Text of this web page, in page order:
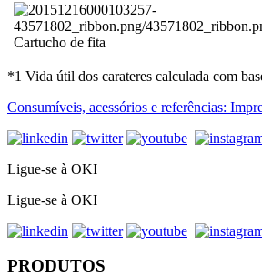
Cartucho de fita
*1 Vida útil dos carateres calculada com
Consumíveis, acessórios e referências:
Ligue-se à OKI
Ligue-se à OKI
PRODUTOS